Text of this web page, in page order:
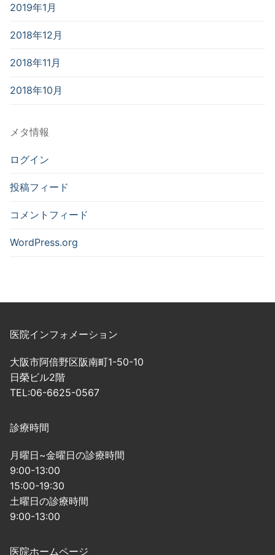
2019年1月
2018年12月
2018年11月
2018年10月
メタ情報
ログイン
投稿フィード
コメントフィード
WordPress.org
医院インフォメーション
大阪市阿倍野区阪南町1-50-10
日榮ビル2階
TEL:06-6625-0567
診療時間
月曜日~金曜日の診療時間
9:00-13:00
15:00-19:30
土曜日の診療時間
9:00-13:00
医院ホームページ